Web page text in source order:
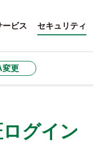
ービス セキュリティ
変更
グイン